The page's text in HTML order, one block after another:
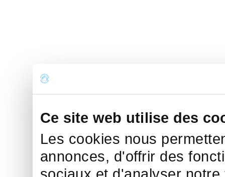
Ce site web utilise des
Les cookies nous
annonces, d'offrir des